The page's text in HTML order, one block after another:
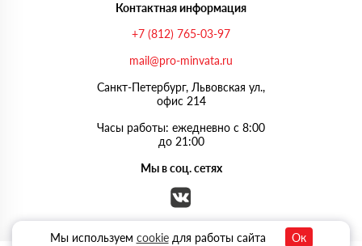
Контактная информация
+7 (812) 765-03-97
mail@pro-minvata.ru
Санкт-Петербург, Львовская ул.,
офис 214
Часы работы: ежедневно с 8:00
до 21:00
Мы в соц. сетях
Мы используем cookieдля работы сайта Ок